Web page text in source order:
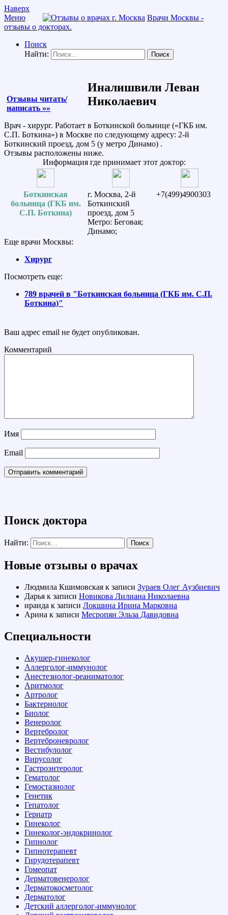
Наверх
Меню
Врачи Москвы -
отзывы о докторах.
Поиск
Найти:
Отзывы читать/
написать »»
Иналишвили Леван
Николаевич
Врач - хирург. Работает в Боткинской больнице («ГКБ им.
С.П. Боткина») в Москве по следующему адресу: 2-й
Боткинский проезд, дом 5 (у метро Динамо) .
Отзывы расположены ниже.
Информация где принимает этот доктор:
Боткинская
больница (ГКБ им.
С.П. Боткина)
г. Москва, 2-й
Боткинский
проезд, дом 5
Метро: Беговая;
Динамо;
+7(499)4900303
Еще врачи Москвы:
Хирург
Посмотреть еще:
789 врачей в "Боткинская больница (ГКБ им. С.П.
Боткина)"
Ваш адрес email не будет опубликован.
Комментарий
Имя
Email
Поиск доктора
Найти:
Новые отзывы о врачах
Людмила Кшимовская к записи Зураев Олег Аузбиевич
Дарья к записи Новикова Лилиана Николаевна
ираида к записи Локшина Ирина Марковна
Арина к записи Месропян Эльза Давидовна
Специальности
Акушер-гинеколог
Аллерголог-иммунолог
Анестезиолог-реаниматолог
Аритмолог
Артролог
Бактериолог
Биолог
Венеролог
Вертебролог
Вертеброневролог
Вестибулолог
Вирусолог
Гастроэнтеролог
Гематолог
Гемостазиолог
Генетик
Гепатолог
Гериатр
Гинеколог
Гинеколог-эндокринолог
Гипнолог
Гипнотерапевт
Гирудотерапевт
Гомеопат
Дерматовенеролог
Дерматокосметолог
Дерматолог
Детский аллерголог-иммунолог